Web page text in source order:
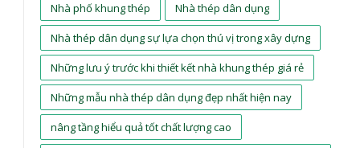
Nhà phố khung thép Nhà thép dân dụng
Nhà thép dân dụng sự lựa chọn thú vị trong xây dựng
Những lưu ý trước khi thiết kết nhà khung thép giá rẻ
Những mẫu nhà thép dân dụng đẹp nhất hiện nay
nâng tầng hiểu quả tốt chất lượng cao